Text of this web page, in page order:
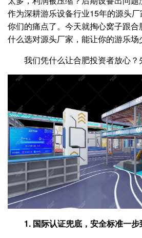
作为深耕游乐设备行业15年的源头
你们的痛点了。今天就掏心窝子跟
什么选对源头厂家，能让你的游乐场
我们凭什么让合肥投资者放心？
1. 国际认证兜底，安全标准一步